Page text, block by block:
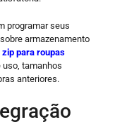
programar seus
armazenamento
para roupas
tamanhos
anteriores.